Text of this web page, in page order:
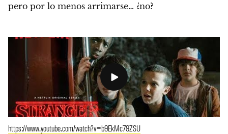
pero por lo menos arrimarse… ¿no?
https://www.youtube.com/watch?v=b9EkMc79ZSU